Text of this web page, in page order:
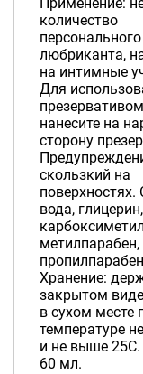
Применение:
количество
персонального
любриканта,
на интимные
Для
нанесите на
сторону
скользкий на
поверхностях.
вода,
метилпарабен,
Хранение:
закрытом
в сухом месте
температуре
и не выше
60 мл.